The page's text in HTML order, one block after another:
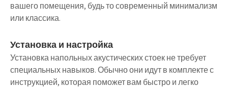
вашего помещения, будь то современный минимализм
или классика.
Установка и настройка
Установка напольных акустических стоек не требует
специальных навыков. Обычно они идут в комплекте с
инструкцией, которая поможет вам быстро и легко